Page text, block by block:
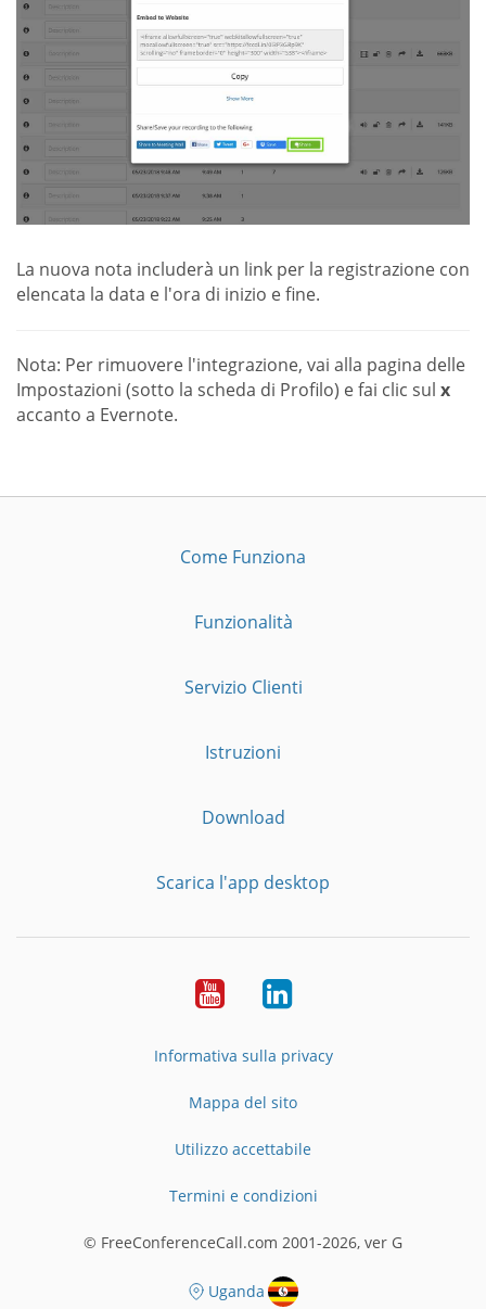
La nuova nota includerà un link per la registrazione con
elencata la data e l'ora di inizio e fine.
Nota: Per rimuovere l'integrazione, vai alla pagina delle
Impostazioni (sotto la scheda di Profilo) e fai clic sul x
accanto a Evernote.
Come Funziona
Funzionalità
Servizio Clienti
Istruzioni
Download
Scarica l'app desktop
YouTubeLinkedIn
Informativa sulla privacy
Mappa del sito
Utilizzo accettabile
Termini e condizioni
© FreeConferenceCall.com 2001-2026, ver G
Uganda